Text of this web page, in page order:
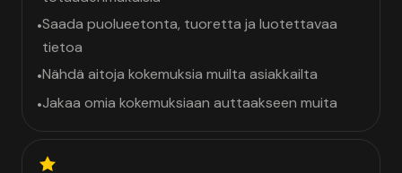
•Saada puolueetonta, tuoretta ja luotettavaa
tietoa
•Nähdä aitoja kokemuksia muilta asiakkailta
•Jakaa omia kokemuksiaan auttaakseen muita